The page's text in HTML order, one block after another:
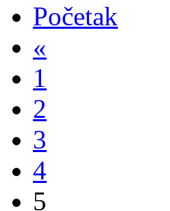
Početak
«
1
2
3
4
5